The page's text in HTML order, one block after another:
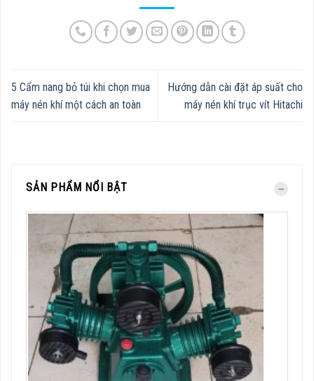
SẢN PHẨM NỔI BẬT
5 Cẩm nang bỏ túi khi chọn mua
máy nén khí một cách an toàn
Hướng dẫn cài đặt áp suất cho
máy nén khí trục vít Hitachi